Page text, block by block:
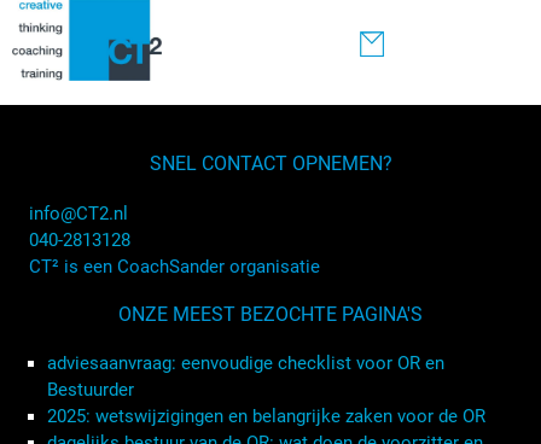
SNEL CONTACT OPNEMEN?
info@CT2.nl
040-2813128
CT² is een CoachSander organisatie
ONZE MEEST BEZOCHTE PAGINA'S
adviesaanvraag: eenvoudige checklist voor OR en
Bestuurder
2025: wetswijzigingen en belangrijke zaken voor de OR